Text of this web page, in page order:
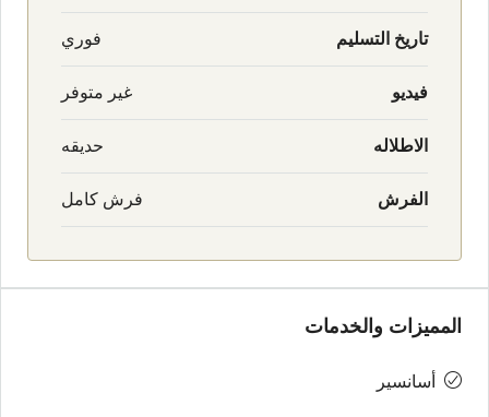
تاريخ التسليم فوري
فيديو غير متوفر
الاطلاله حديقه
الفرش فرش كامل
المميزات والخدمات
أسانسير